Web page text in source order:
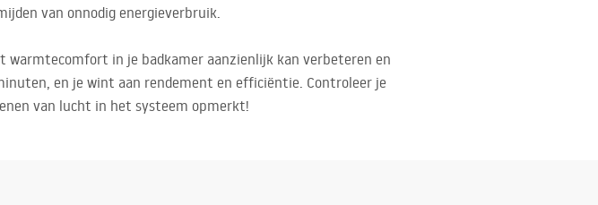
van onnodig energieverbruik.
warmtecomfort in je badkamer aanzienlijk kan verbeteren en
en je wint aan rendement en efficiëntie. Controleer je
van lucht in het systeem opmerkt!